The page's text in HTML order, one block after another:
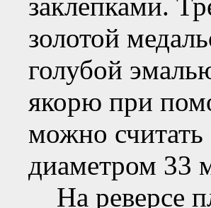
заклепками.
золотой
голубой
якорю при
можно
диаметром 33
На реверсе